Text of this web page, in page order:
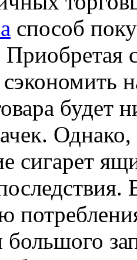
способ
Приобретая
сэкономить
будет
сигарет